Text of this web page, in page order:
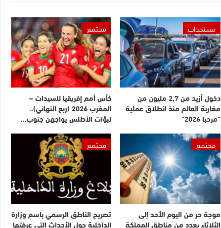
مستجدات
دخول أزيد من 2,7 مليون من
مغاربة العالم منذ انطلاق عملية
“مرحبا 2026”
مجتمع
كأس أمم إفريقيا للسيدات –
المغرب 2026 (ربع النهائي)..
لبؤات الأطلس يواجهن جنوب…
مجتمع
موجة حر من اليوم الأحد إلى
الثلاثاء بعدد من مناطق المملكة
مجتمع
تصريح الناطق الرسمي باسم وزارة
الداخلية حول الأحداث التي عرفتها